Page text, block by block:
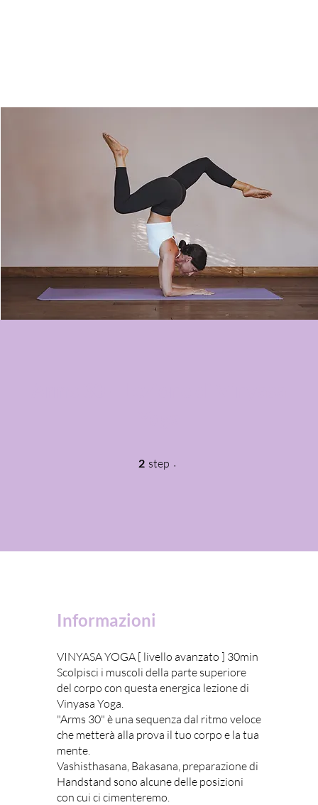
2 step
Informazioni
VINYASA YOGA [ livello avanzato ] 30min
Scolpisci i muscoli della parte superiore
del corpo con questa energica lezione di
Vinyasa Yoga.
"Arms 30" è una sequenza dal ritmo veloce
che metterà alla prova il tuo corpo e la tua
mente.
Vashisthasana, Bakasana, preparazione di
Handstand sono alcune delle posizioni
con cui ci cimenteremo.